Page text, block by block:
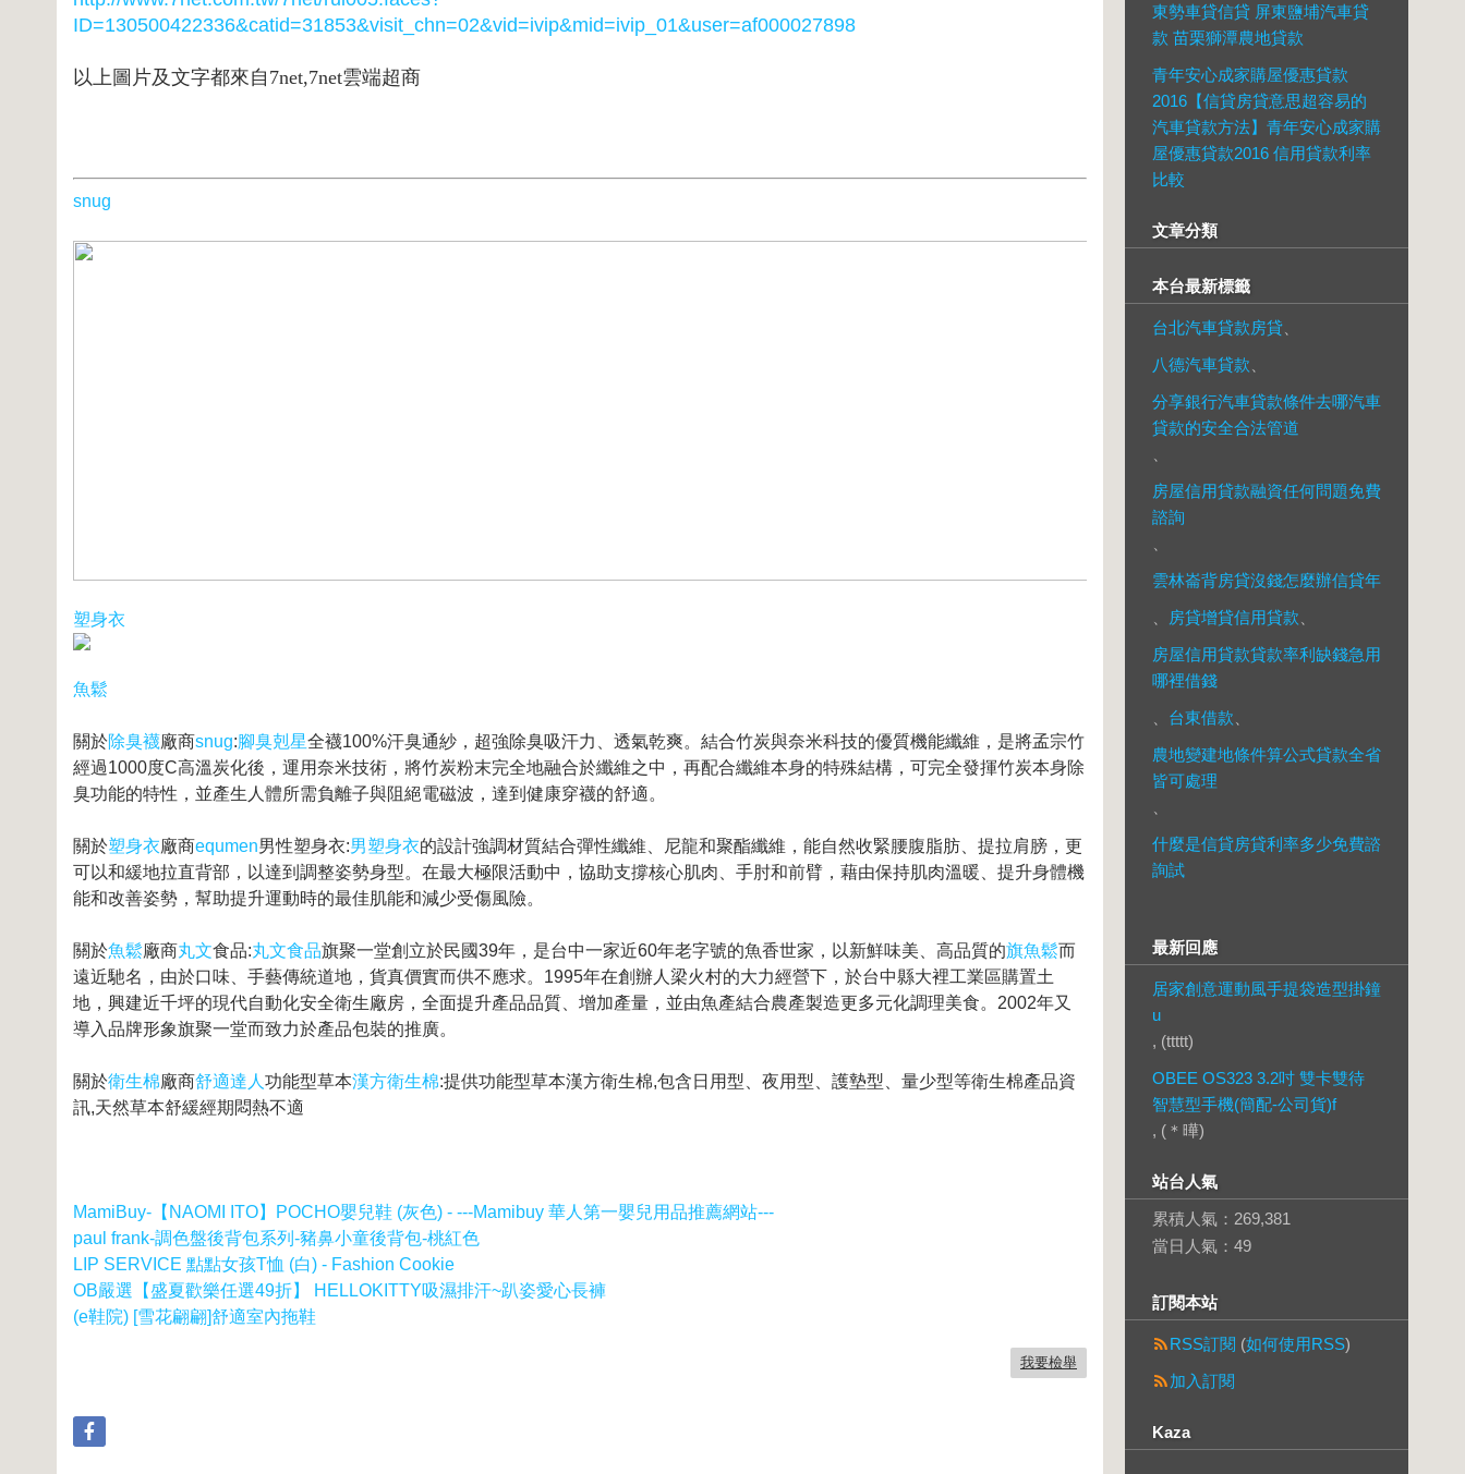
ID=130500422336&catid=31853&visit_chn=02&vid=ivip&mid=ivip_01&user=af000027898
以上圖片及文字都來自7net,7net雲端超商
snug
塑身衣
魚鬆
關於除臭襪廠商snug:腳臭剋星全襪100%汗臭通紗，超強除臭吸汗力、透氣乾爽。結合竹炭與奈米科技的優質機能纖維，是將孟宗竹
經過1000度C高溫炭化後，運用奈米技術，將竹炭粉末完全地融合於纖維之中，再配合纖維本身的特殊結構，可完全發揮竹炭本身除
臭功能的特性，並產生人體所需負離子與阻絕電磁波，達到健康穿襪的舒適。
關於塑身衣廠商equmen男性塑身衣:男塑身衣的設計強調材質結合彈性纖維、尼龍和聚酯纖維，能自然收緊腰腹脂肪、提拉肩膀，更
可以和緩地拉直背部，以達到調整姿勢身型。在最大極限活動中，協助支撐核心肌肉、手肘和前臂，藉由保持肌肉溫暖、提升身體機
能和改善姿勢，幫助提升運動時的最佳肌能和減少受傷風險。
關於魚鬆廠商丸文食品:丸文食品旗聚一堂創立於民國39年，是台中一家近60年老字號的魚香世家，以新鮮味美、高品質的旗魚鬆而
遠近馳名，由於口味、手藝傳統道地，貨真價實而供不應求。1995年在創辦人梁火村的大力經營下，於台中縣大裡工業區購置土
地，興建近千坪的現代自動化安全衛生廠房，全面提升產品品質、增加產量，並由魚產結合農產製造更多元化調理美食。2002年又
導入品牌形象旗聚一堂而致力於產品包裝的推廣。
關於衛生棉廠商舒適達人 功能型草本漢方衛生棉:提供功能型草本漢方衛生棉,包含日用型、夜用型、護墊型、量少型等衛生棉產品資
訊,天然草本舒緩經期悶熱不適
MamiBuy-【NAOMI ITO】POCHO嬰兒鞋 (灰色) - ---Mamibuy 華人第一嬰兒用品推薦網站---
paul frank-調色盤後背包系列-豬鼻小童後背包-桃紅色
LIP SERVICE 點點女孩T恤 (白) - Fashion Cookie
OB嚴選【盛夏歡樂任選49折】 HELLOKITTY吸濕排汗~趴姿愛心長褲
(e鞋院) [雪花翩翩]舒適室內拖鞋
我要檢舉
東勢車貸信貸 屏東鹽埔汽車貸
款 苗栗獅潭農地貸款
青年安心成家購屋優惠貸款
2016【信貸房貸意思超容易的
汽車貸款方法】青年安心成家購
屋優惠貸款2016 信用貸款利率
比較
文章分類
本台最新標籤
台北汽車貸款房貸
八德汽車貸款
分享銀行汽車貸款條件去哪汽車
貸款的安全合法管道
房屋信用貸款融資任何問題免費
諮詢
雲林崙背房貸沒錢怎麼辦信貸年
房貸增貸信用貸款
房屋信用貸款貸款率利缺錢急用
哪裡借錢
台東借款
農地變建地條件算公式貸款全省
皆可處理
什麼是信貸房貸利率多少免費諮
詢試
最新回應
居家創意運動風手提袋造型掛鐘
u
, (ttttt)
OBEE OS323 3.2吋 雙卡雙待
智慧型手機(簡配-公司貨)f
, (＊曄)
站台人氣
累積人氣： 269,381
當日人氣： 49
訂閱本站
RSS訂閱 (如何使用RSS)
加入訂閱
Kaza